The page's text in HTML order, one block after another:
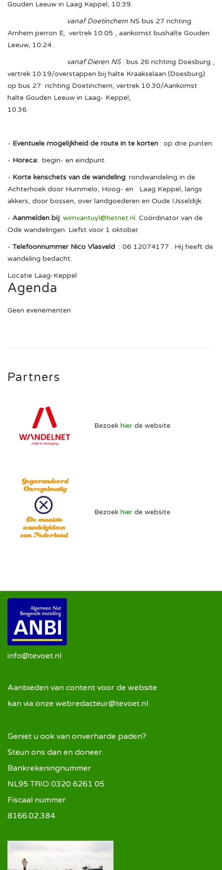
Gouden Leeuw in Laag Keppel, 10:39.
vanaf Doetinchem NS bus 27 richting
Arnhem perron E; vertrek 10:05 , aankomst bushalte Gouden
Leeuw, 10:24 .
vanaf Dieren NS: bus 26 richting Doesburg ,
vertrek 10.19/overstappen bij halte Kraakselaan (Doesburg)
op bus 27 richting Doetinchem, vertrek 10.30/Aankomst
halte Gouden Leeuw in Laag- Keppel,
10.36.
- Eventuele mogelijkheid de route in te korten : op drie punten.
- Horeca: begin- en eindpunt.
- Korte kenschets van de wandeling: rondwandeling in de
Achterhoek door Hummelo, Hoog- en Laag Keppel, langs
akkers, door bossen, over landgoederen en Oude IJsseldijk.
- Aanmelden bij: wimvantuyl@hetnet.nl. Coördinator van de
Ode wandelingen. Liefst voor 1 oktober.
- Telefoonnummer Nico Vlasveld : 06 12074177 . Hij heeft de
wandeling bedacht.
Locatie Laag-Keppel
Agenda
Geen evenementen
Partners
Bezoek hier de website
Bezoek hier de website
info@tevoet.nl
Aanbieden van content voor de website
kan via onze webredacteur@tevoet.nl
Geniet u ook van onverharde paden?
Steun ons dan en doneer.
Bankrekeningnummer
NL95 TRIO 0320 6261 05
Fiscaal nummer
8166.02.384